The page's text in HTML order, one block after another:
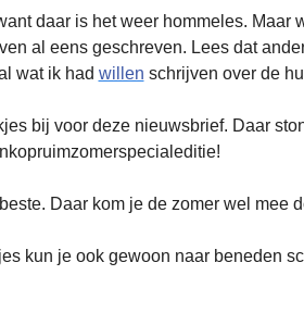
daar is het weer hommeles. Maar
al eens geschreven. Lees dat
wat ik had willen schrijven over de
bij voor deze nieuwsbrief. Daar
Daar kom je de zomer wel mee
kun je ook gewoon naar beneden